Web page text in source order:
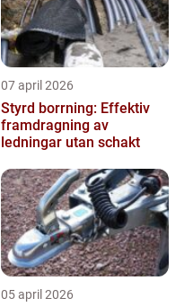
07 april 2026
Styrd borrning: Effektiv
framdragning av
ledningar utan schakt
05 april 2026